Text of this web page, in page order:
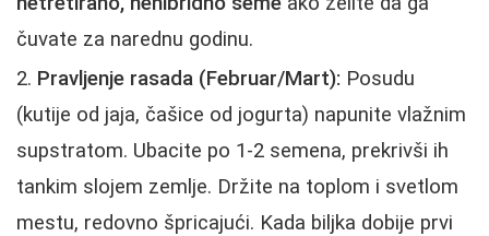
čuvate za narednu godinu.
Pravljenje rasada (Februar/Mart): Posudu
(kutije od jaja, čašice od jogurta) napunite vlažnim
supstratom. Ubacite po 1-2 semena, prekrivši ih
tankim slojem zemlje. Držite na toplom i svetlom
mestu, redovno špricajući. Kada biljka dobije prvi